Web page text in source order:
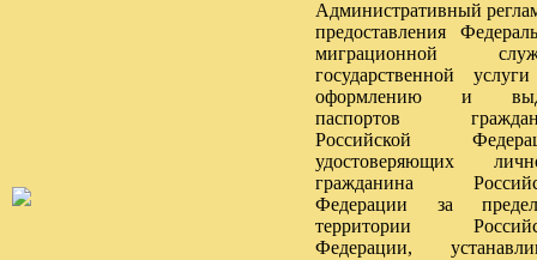
Административный
предоставления
миграционной
государственной
оформлению и
паспортов
Российской
удостоверяющих
гражданина
Федерации за
территории
Федерации,